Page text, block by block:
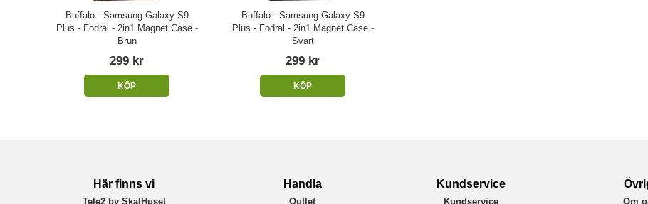
Buffalo - Samsung Galaxy S9
Plus - Fodral - 2in1 Magnet Case -
Brun
299 kr
KÖP
Buffalo - Samsung Galaxy S9
Plus - Fodral - 2in1 Magnet Case -
Svart
299 kr
KÖP
Här finns vi
Tele2 by SkalHuset
Handla
Outlet
Kundservice
Kundservice Om